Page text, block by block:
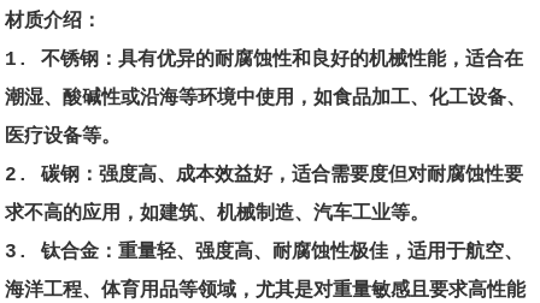
材质介绍：
1. 不锈钢：具有优异的耐腐蚀性和良好的机械性能，适合在
潮湿、酸碱性或沿海等环境中使用，如食品加工、化工设备、
医疗设备等。
2. 碳钢：强度高、成本效益好，适合需要度但对耐腐蚀性要
求不高的应用，如建筑、机械制造、汽车工业等。
3. 钛合金：重量轻、强度高、耐腐蚀性极佳，适用于航空、
海洋工程、体育用品等领域，尤其是对重量敏感且要求高性能